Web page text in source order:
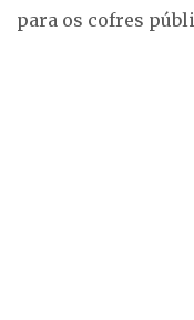
para os cofres